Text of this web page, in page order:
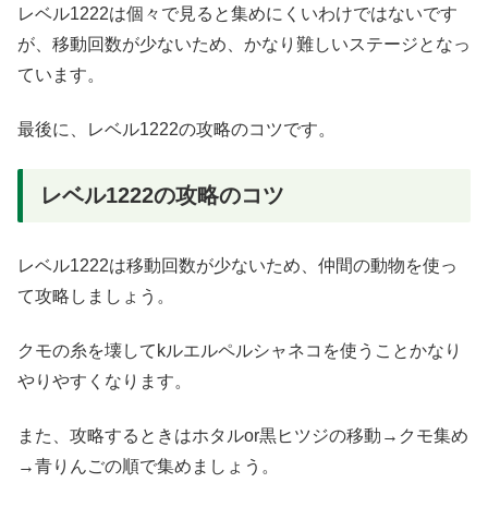
レベル1222は個々で見ると集めにくいわけではないです
が、移動回数が少ないため、かなり難しいステージとなっ
ています。
最後に、レベル1222の攻略のコツです。
レベル1222の攻略のコツ
レベル1222は移動回数が少ないため、仲間の動物を使っ
て攻略しましょう。
クモの糸を壊してkルエルペルシャネコを使うことかなり
やりやすくなります。
また、攻略するときはホタルor黒ヒツジの移動→クモ集め
→青りんごの順で集めましょう。